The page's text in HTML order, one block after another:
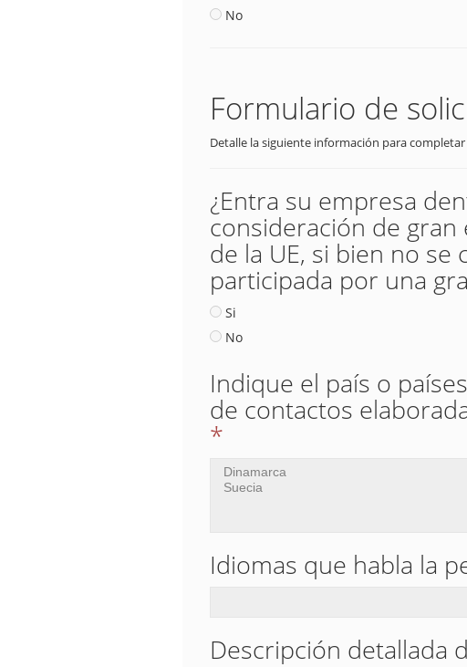
No
Formulario de
Detalle la siguiente información para
¿Entra su empresa
consideración de
de la UE, si bien no
participada por una
Si
No
Indique el país o
de contactos elaborada
*
Idiomas que habla la
Descripción detallada